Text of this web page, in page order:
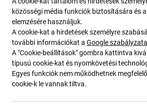
Going Green
dioxid-kibocsátásunkat. Olvasson
közösségi média funkciók biztosítására és
elemzésére használjuk.
A cookie-kat a hirdetések személyre
további információkat a Google
A "Cookie-beállítások" gombra kattintva
típusú cookie-kat és nyomkövetési
Egyes funkciók nem működhetnek
cookie-k le vannak tiltva.